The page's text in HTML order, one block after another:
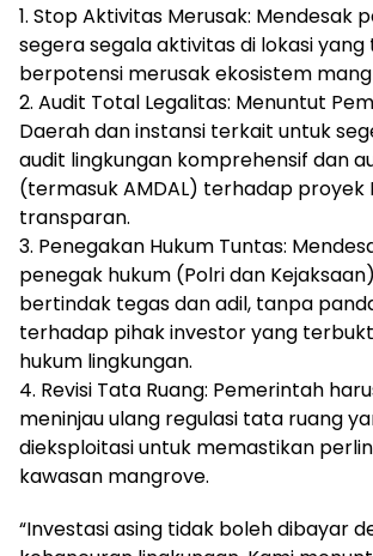
1. Stop Aktivitas Merusak: Mendesak
segera segala aktivitas di lokasi
berpotensi merusak ekosistem
2. Audit Total Legalitas: Menuntut
Daerah dan instansi terkait untuk
audit lingkungan komprehensif dan
(termasuk AMDAL) terhadap proyek
transparan.
3. Penegakan Hukum Tuntas:
penegak hukum (Polri dan
bertindak tegas dan adil, tanpa
terhadap pihak investor yang
hukum lingkungan.
4. Revisi Tata Ruang: Pemerintah
meninjau ulang regulasi tata ruang
dieksploitasi untuk memastikan
kawasan mangrove.
“Investasi asing tidak boleh dibayar